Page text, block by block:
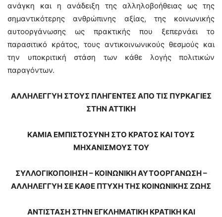
ανάγκη και η ανάδειξη της αλληλοβοήθειας ως της
σημαντικότερης ανθρώπινης αξίας, της κοινωνικής
αυτοοργάνωσης ως πρακτικής που ξεπερνάει το
παρασιτικό κράτος, τους αντικοινωνικούς θεσμούς και
την υποκριτική στάση των κάθε λογής πολιτικών
παραγόντων.
ΑΛΛΗΛΕΓΓΥΗ ΣΤΟΥΣ ΠΛΗΓΕΝΤΕΣ ΑΠΟ ΤΙΣ ΠΥΡΚΑΓΙΕΣ
ΣΤΗΝ ΑΤΤΙΚΗ
ΚΑΜΙΑ ΕΜΠΙΣΤΟΣΥΝΗ ΣΤΟ ΚΡΑΤΟΣ ΚΑΙ ΤΟΥΣ
ΜΗΧΑΝΙΣΜΟΥΣ ΤΟΥ
ΣΥΛΛΟΓΙΚΟΠΟΙΗΣΗ – ΚΟΙΝΩΝΙΚΗ ΑΥΤΟΟΡΓΑΝΩΣΗ –
ΑΛΛΗΛΕΓΓΥΗ ΣΕ ΚΑΘΕ ΠΤΥΧΗ ΤΗΣ ΚΟΙΝΩΝΙΚΗΣ ΖΩΗΣ
ΑΝΤΙΣΤΑΣΗ ΣΤΗΝ ΕΓΚΛΗΜΑΤΙΚΗ ΚΡΑΤΙΚΗ ΚΑΙ